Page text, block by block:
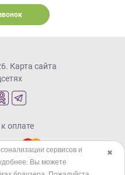
Карта сайта
оплате
✖
сервисов и
Вы можете